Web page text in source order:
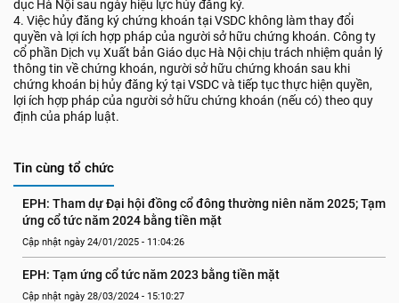
dục Hà Nội sau ngày hiệu lực hủy đăng ký.
4. Việc hủy đăng ký chứng khoán tại VSDC không làm thay đổi
quyền và lợi ích hợp pháp của người sở hữu chứng khoán. Công ty
cổ phần Dịch vụ Xuất bản Giáo dục Hà Nội chịu trách nhiệm quản lý
thông tin về chứng khoán, người sở hữu chứng khoán sau khi
chứng khoán bị hủy đăng ký tại VSDC và tiếp tục thực hiện quyền,
lợi ích hợp pháp của người sở hữu chứng khoán (nếu có) theo quy
định của pháp luật.
Tin cùng tổ chức
EPH: Tham dự Đại hội đồng cổ đông thường niên năm 2025; Tạm
ứng cổ tức năm 2024 bằng tiền mặt
Cập nhật ngày 24/01/2025 - 11:04:26
EPH: Tạm ứng cổ tức năm 2023 bằng tiền mặt
Cập nhật ngày 28/03/2024 - 15:10:27